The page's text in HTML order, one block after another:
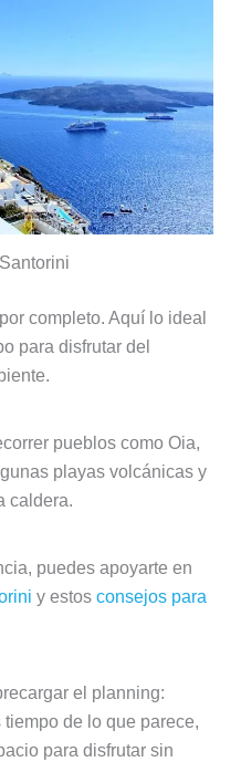
completo. Aquí lo ideal
para disfrutar del
pueblos como Oia,
playas volcánicas y
caldera.
puedes apoyarte en
y estos consejos para
el planning:
de lo que parece,
para disfrutar sin